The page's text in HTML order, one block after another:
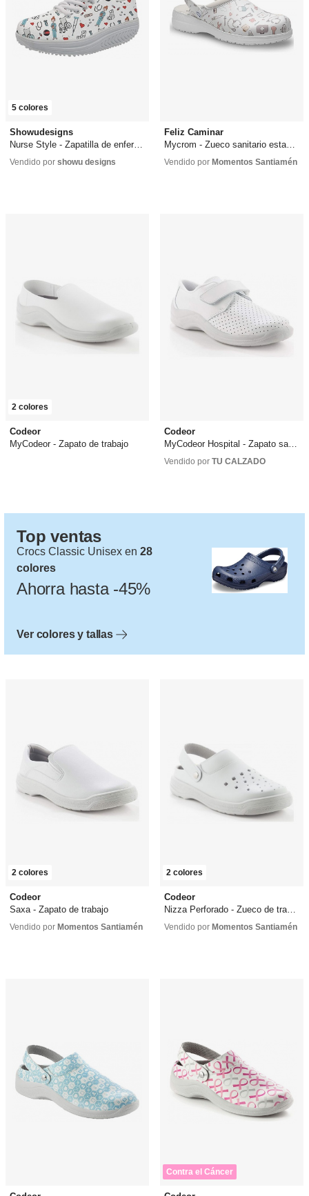
5 colores
Showudesigns
Nurse Style - Zapatilla de enfermera
30,99 €
Vendido porshowu designs
Feliz Caminar
Mycrom - Zueco sanitario estampado
42,89 €
desde 33,50 €
Vendido por Momentos Santiamén
2 colores
Codeor
MyCodeor - Zapato de trabajo
Codeor
MyCodeor Hospital - Zapato sanitario
33,15 €
desde 45,00 €
Vendido por TU CALZADO
Top ventas
Crocs Classic Unisex en28
colores
Ahorra hasta -45%
Ver colores y tallas
2 colores
Codeor
Saxa - Zapato de trabajo
37,10 €
desde 37,00 €
Vendido por Momentos Santiamén
2 colores
Codeor
Nizza Perforado - Zueco de trabajo
37,00 €
Vendido por Momentos Santiamén
Contra el Cáncer